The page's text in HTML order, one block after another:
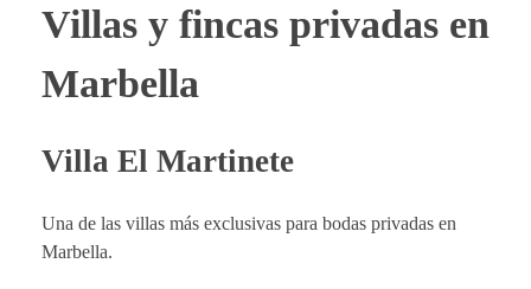
Villas y fincas privadas en
Marbella
Villa El Martinete
Una de las villas más exclusivas para bodas privadas en
Marbella.